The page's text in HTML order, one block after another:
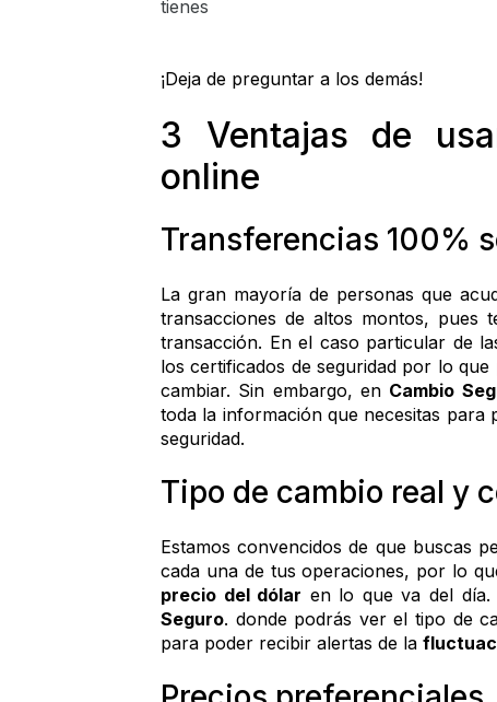
tienes
¡Deja de preguntar a los demás!
3 Ventajas de
online
Transferencias 100%
La gran mayoría de personas que
transacciones de altos montos, pues
transacción. En el caso particular de
los certificados de seguridad por lo
cambiar. Sin embargo, en Cambio
toda la información que necesitas
seguridad.
Tipo de cambio real y
Estamos convencidos de que buscas
precio del dólar en lo que va del día.
Seguro. donde podrás ver el tipo de
para poder recibir alertas de la